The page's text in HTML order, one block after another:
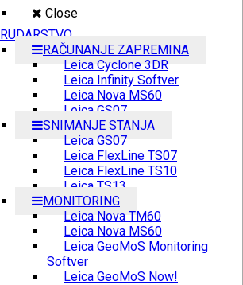
Close
RUDARSTVO
RAČUNANJE ZAPREMINA
Leica Cyclone 3DR
Leica Infinity Softver
Leica Nova MS60
Leica GS07
SNIMANJE STANJA
Leica GS07
Leica FlexLine TS07
Leica FlexLine TS10
Leica TS13
MONITORING
Leica Nova TM60
Leica Nova MS60
Leica GeoMoS Monitoring
Softver
Leica GeoMoS Now!